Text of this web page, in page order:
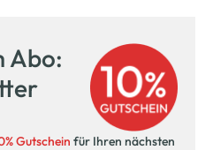
Abo:
Gutschein für Ihren nächsten